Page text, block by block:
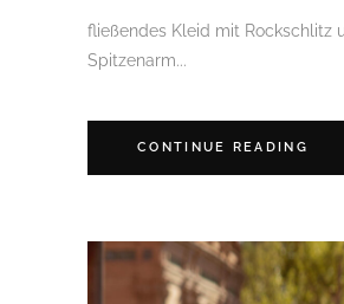
fließendes Kleid mit Rockschlitz
Spitzenarm...
CONTINUE READING